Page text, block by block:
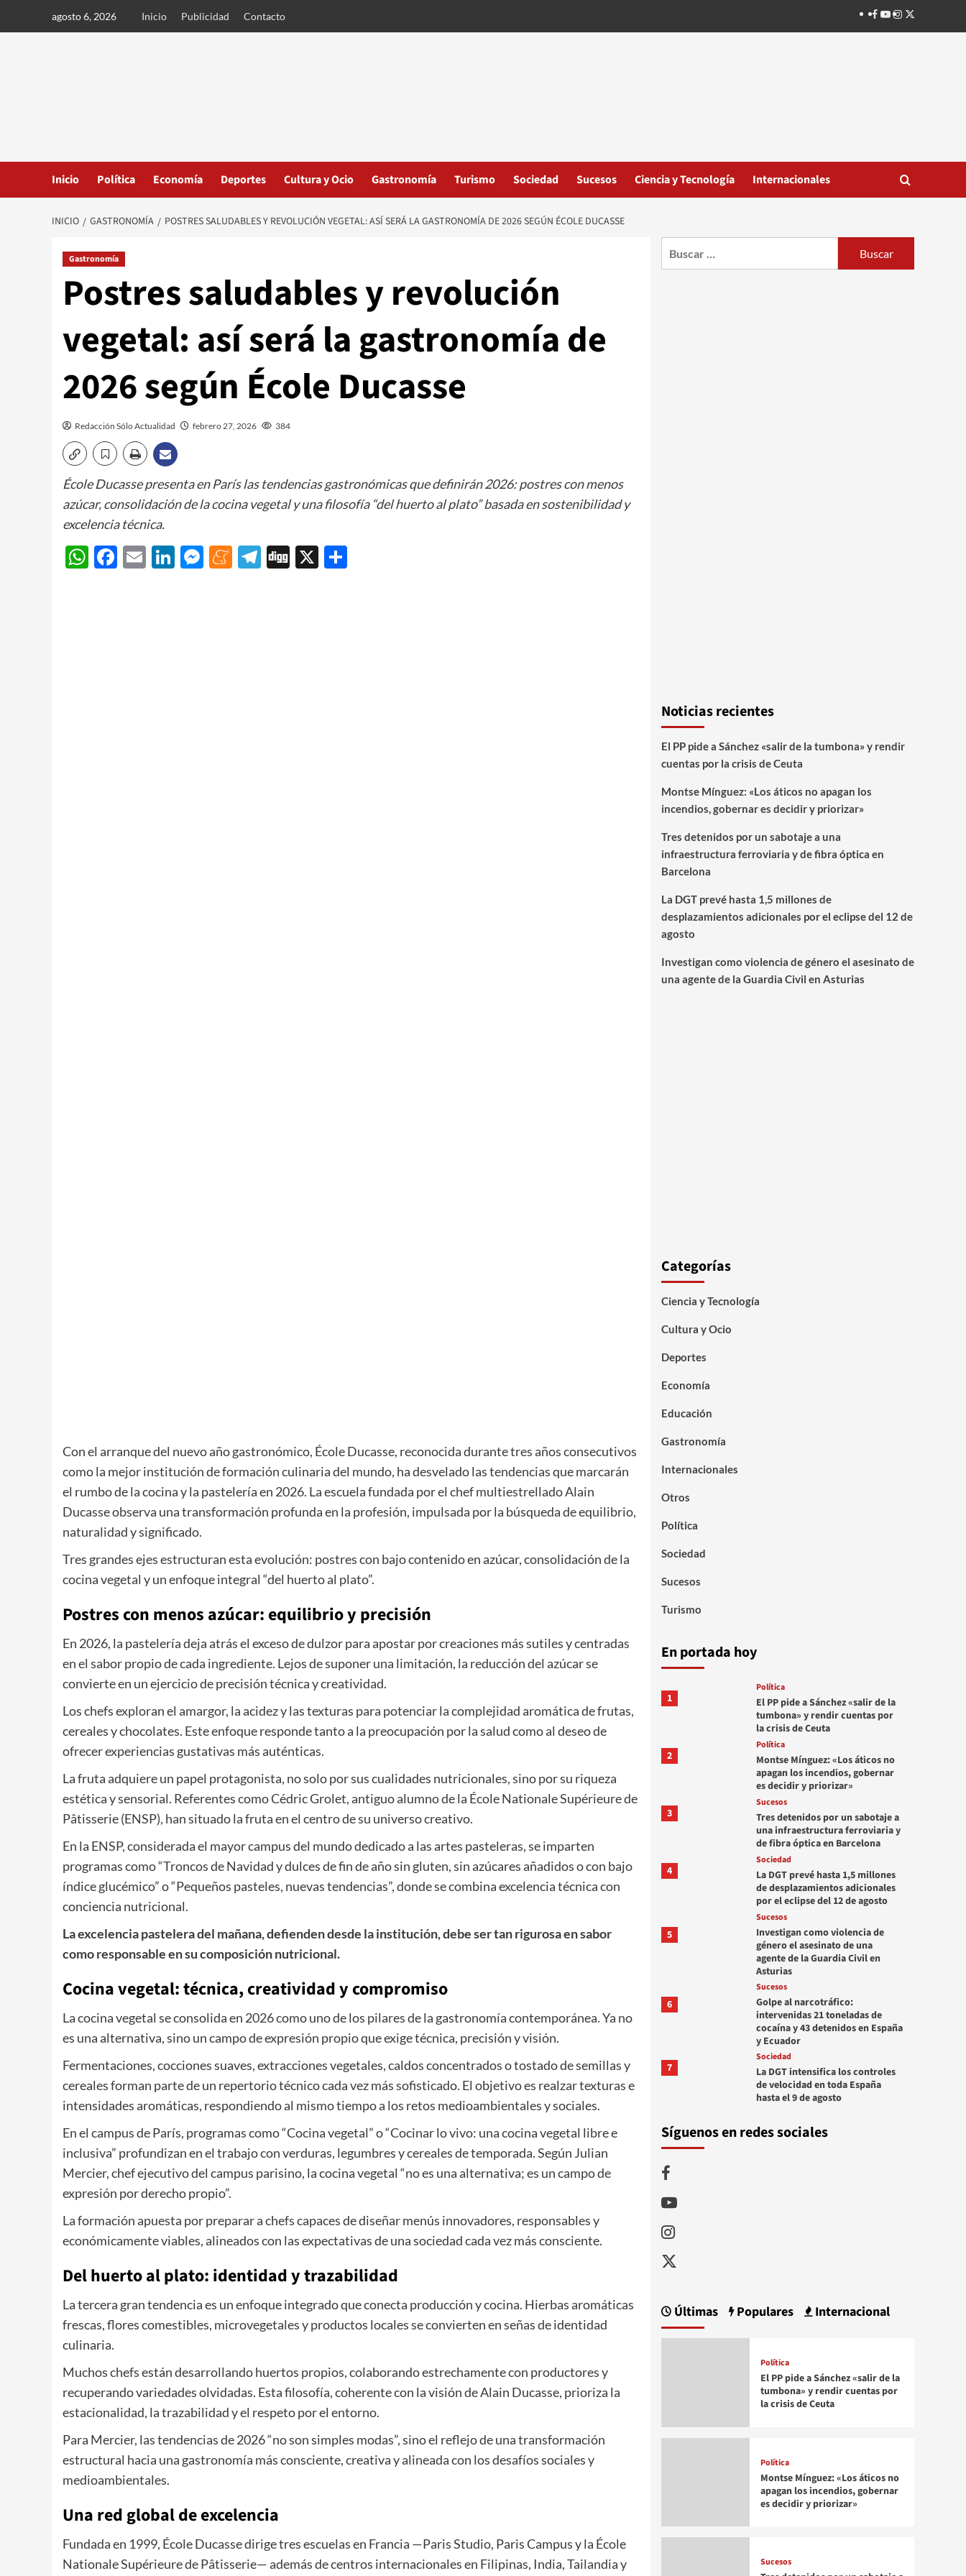
agosto 6, 2026 Inicio Publicidad Contacto Facebook
Youtube
Instagram
Twitter
Inicio Política Economía Deportes Cultura y Ocio Gastronomía Turismo Sociedad Sucesos Ciencia y Tecnología Internacionales
INICIO GASTRONOMÍA POSTRES SALUDABLES Y REVOLUCIÓN VEGETAL: ASÍ SERÁ LA GASTRONOMÍA DE 2026 SEGÚN ÉCOLE DUCASSE
Gastronomía
Postres saludables y revolución
vegetal: así será la gastronomía de
2026 según École Ducasse
Redacción Sólo Actualidad febrero 27, 2026 384
École Ducasse presenta en París las tendencias gastronómicas que definirán 2026: postres con menos
azúcar, consolidación de la cocina vegetal y una filosofía “del huerto al plato” basada en sostenibilidad y
excelencia técnica.
WhatsApp
Facebook
EmailLinkedIn
Messenger
Meneame
Telegram
Digg
X
Con el arranque del nuevo año gastronómico, École Ducasse, reconocida durante tres años consecutivos
como la mejor institución de formación culinaria del mundo, ha desvelado las tendencias que marcarán
el rumbo de la cocina y la pastelería en 2026. La escuela fundada por el chef multiestrelladoAlain
Ducasseobserva una transformación profunda en la profesión, impulsada por la búsqueda de equilibrio,
naturalidad y significado.
Tres grandes ejes estructuran esta evolución: postres con bajo contenido en azúcar, consolidación de la
cocina vegetal y un enfoque integral “del huerto al plato”.
Postres con menos azúcar: equilibrio y precisión
En 2026, la pastelería deja atrás el exceso de dulzor para apostar por creaciones más sutiles y centradas
en el sabor propio de cada ingrediente. Lejos de suponer una limitación, la reducción del azúcar se
convierte en un ejercicio de precisión técnica y creatividad.
Los chefs exploran el amargor, la acidez y las texturas para potenciar la complejidad aromática de frutas,
cereales y chocolates. Este enfoque responde tanto a la preocupación por la salud como al deseo de
ofrecer experiencias gustativas más auténticas.
La fruta adquiere un papel protagonista, no solo por sus cualidades nutricionales, sino por su riqueza
estética y sensorial. Referentes comoCédric Grolet, antiguo alumno de la École Nationale Supérieure de
Pâtisserie (ENSP), han situado la fruta en el centro de su universo creativo.
En la ENSP, considerada el mayor campus del mundo dedicado a las artes pasteleras, se imparten
programas como “Troncos de Navidad y dulces de fin de año sin gluten, sin azúcares añadidos o con bajo
índice glucémico” o “Pequeños pasteles, nuevas tendencias”, donde se combina excelencia técnica con
conciencia nutricional.
La excelencia pastelera del mañana, defienden desde la institución, debe ser tan rigurosa en sabor
como responsable en su composición nutricional.
Cocina vegetal: técnica, creatividad y compromiso
La cocina vegetal se consolida en 2026 como uno de los pilares de la gastronomía contemporánea. Ya no
es una alternativa, sino un campo de expresión propio que exige técnica, precisión y visión.
Fermentaciones, cocciones suaves, extracciones vegetales, caldos concentrados o tostado de semillas y
cereales forman parte de un repertorio técnico cada vez más sofisticado. El objetivo es realzar texturas e
intensidades aromáticas, respondiendo al mismo tiempo a los retos medioambientales y sociales.
En el campus de París, programas como “Cocina vegetal” o “Cocinar lo vivo: una cocina vegetal libre e
inclusiva” profundizan en el trabajo con verduras, legumbres y cereales de temporada. Según Julian
Mercier, chef ejecutivo del campus parisino, la cocina vegetal “no es una alternativa; es un campo de
expresión por derecho propio”.
La formación apuesta por preparar a chefs capaces de diseñar menús innovadores, responsables y
económicamente viables, alineados con las expectativas de una sociedad cada vez más consciente.
Del huerto al plato: identidad y trazabilidad
La tercera gran tendencia es un enfoque integrado que conecta producción y cocina. Hierbas aromáticas
frescas, flores comestibles, microvegetales y productos locales se convierten en señas de identidad
culinaria.
Muchos chefs están desarrollando huertos propios, colaborando estrechamente con productores y
recuperando variedades olvidadas. Esta filosofía, coherente con la visión de Alain Ducasse, prioriza la
estacionalidad, la trazabilidad y el respeto por el entorno.
Para Mercier, las tendencias de 2026 “no son simples modas”, sino el reflejo de una transformación
estructural hacia una gastronomía más consciente, creativa y alineada con los desafíos sociales y
medioambientales.
Una red global de excelencia
Fundada en 1999, École Ducasse dirige tres escuelas en Francia —Paris Studio, Paris Campus y la École
Nationale Supérieure de Pâtisserie— además de centros internacionales en Filipinas, India, Tailandia y
Noticias recientes
El PP pide a Sánchez «salir de la tumbona» y rendir
cuentas por la crisis de Ceuta
Montse Mínguez: «Los áticos no apagan los
incendios, gobernar es decidir y priorizar»
Tres detenidos por un sabotaje a una
infraestructura ferroviaria y de fibra óptica en
Barcelona
La DGT prevé hasta 1,5 millones de
desplazamientos adicionales por el eclipse del 12 de
agosto
Investigan como violencia de género el asesinato de
una agente de la Guardia Civil en Asturias
Categorías
Ciencia y Tecnología
Cultura y Ocio
Deportes
Economía
Educación
Gastronomía
Internacionales
Otros
Política
Sociedad
Sucesos
Turismo
En portada hoy
1
Política
El PP pide a Sánchez «salir de la
tumbona» y rendir cuentas por
la crisis de Ceuta
2
Política
Montse Mínguez: «Los áticos no
apagan los incendios, gobernar
es decidir y priorizar»
3
Sucesos
Tres detenidos por un sabotaje a
una infraestructura ferroviaria y
de fibra óptica en Barcelona
4
Sociedad
La DGT prevé hasta 1,5 millones
de desplazamientos adicionales
por el eclipse del 12 de agosto
5
Sucesos
Investigan como violencia de
género el asesinato de una
agente de la Guardia Civil en
Asturias
6
Sucesos
Golpe al narcotráfico:
intervenidas 21 toneladas de
cocaína y 43 detenidos en España
y Ecuador
7
Sociedad
La DGT intensifica los controles
de velocidad en toda España
hasta el 9 de agosto
Síguenos en redes sociales
Facebook
Youtube
Instagram
Twitter
Últimas Populares Internacional
Política
El PP pide a Sánchez «salir de la
tumbona» y rendir cuentas por
la crisis de Ceuta
Política
Montse Mínguez: «Los áticos no
apagan los incendios, gobernar
es decidir y priorizar»
Sucesos